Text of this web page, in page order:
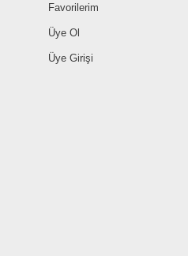
Favorilerim
Üye Ol
Üye Girişi